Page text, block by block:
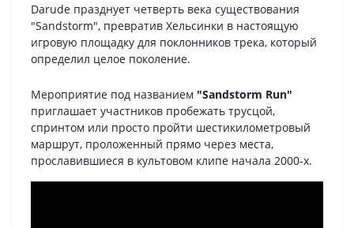
Darude празднует четверть века существования
"Sandstorm", превратив Хельсинки в настоящую
игровую площадку для поклонников трека, который
определил целое поколение.
Мероприятие под названием "Sandstorm Run"
приглашает участников пробежать трусцой,
спринтом или просто пройти шестикилометровый
маршрут, проложенный прямо через места,
прославившиеся в культовом клипе начала 2000-х.